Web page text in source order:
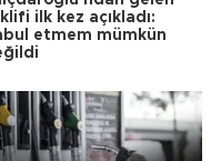
ilk kez açıkladı:
etmem mümkün